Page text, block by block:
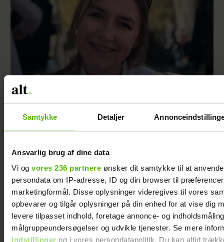
Samtykke Detaljer
Ansvarlig brug af dine data
Vi og vores 236 partnere ønsker dit samtykke til at
persondata om IP-adresse, ID og din browser til
marketingformål. Disse oplysninger videregives til vores
opbevarer og tilgår oplysninger på din enhed for at vise dig
levere tilpasset indhold, foretage annonce- og
målgruppeundersøgelser og udvikle tjenester. Se mere
indstillinger og i vores persondatapolitik. Du kan altid
At råbe og banke i bordet var helt almindeligt
for Maria Jencel, men én sætning ændrede
det